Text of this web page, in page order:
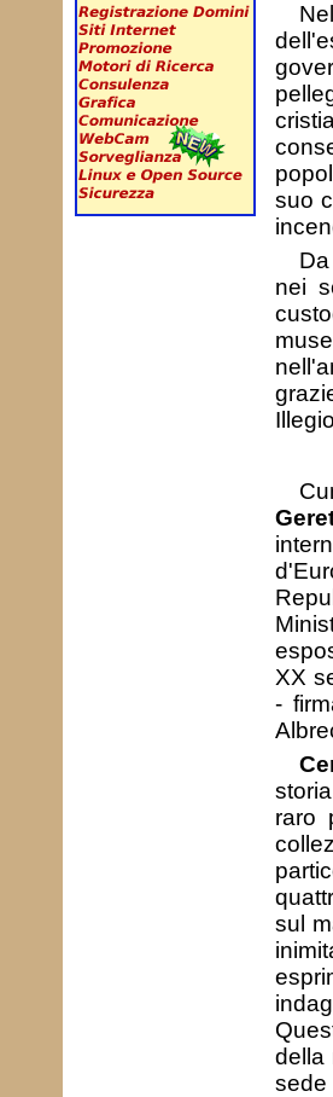
suo
nei
XX
-
raro
sul
della
sede